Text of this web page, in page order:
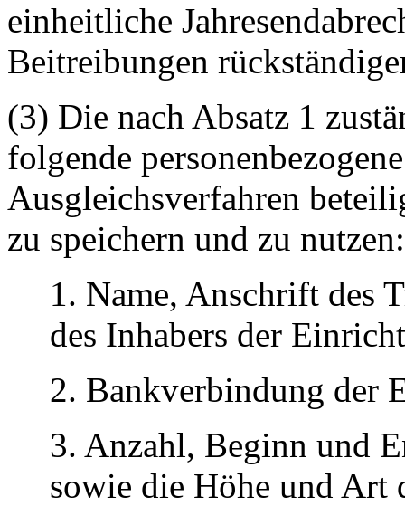
einheitliche
Beitreibungen
(3) Die nach Absatz 1
folgende
Ausgleichsverfahren
zu speichern und zu nutzen:
1. Name, Anschrift des
des Inhabers der
2. Bankverbindung der
3. Anzahl, Beginn und
sowie die Höhe und Art